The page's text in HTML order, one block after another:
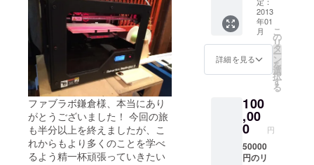
ファブラボ鎌倉様、本当にあり
がとうございました！ 今回の旅
も半分以上を終えましたが、こ
れからもより多くのことを学べ
るよう精一杯頑張っていきたい
小町
（2012
IWC（
イン
ターナ
ショナ
イン・
チャレ
ンジ）
の
SAKE
部門
2013
年01
月
詳細を見る
こ
の
リ
タ
ー
ン
を
選
択
す
る
100
,00
0 円
50000
円のリ